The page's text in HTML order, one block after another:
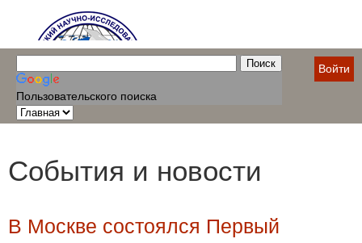
Пользовательского поиска
Войти
События и новости
В Москве состоялся Первый